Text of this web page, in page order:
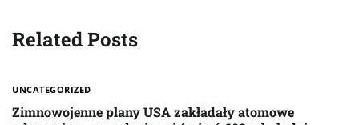
Related Posts
UNCATEGORIZED
Zimnowojenne plany USA zakładały atomowe